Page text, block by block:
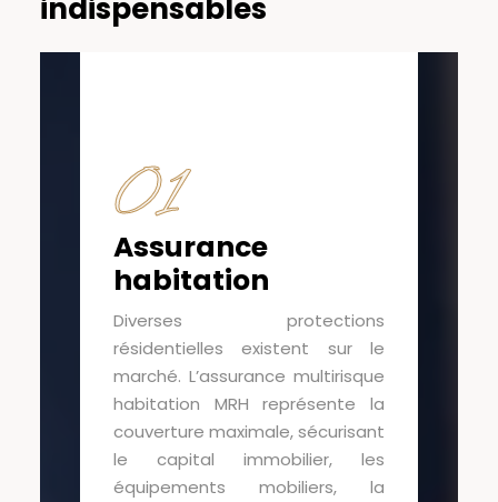
indispensables
01
Assurance
habitation
Diverses protections
résidentielles existent sur le
marché. L’assurance multirisque
habitation MRH représente la
couverture maximale, sécurisant
le capital immobilier, les
équipements mobiliers, la